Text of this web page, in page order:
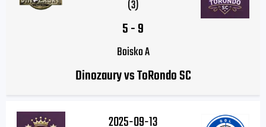
(3)
5-9
Boisko A
Dinozaury vs ToRondo SC
2025-09-13